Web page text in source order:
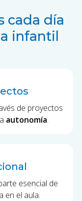
cada día
infantil
de proyectos
autonomía.
esencial de
en el aula.